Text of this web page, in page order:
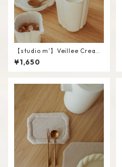
【studio m’】Veillee Cream
er #White / L
¥1,650